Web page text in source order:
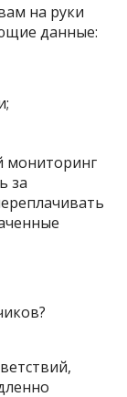
на руки
данные:
мониторинг
за